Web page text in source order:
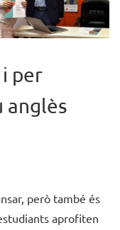
per
anglès
però també és
aprofiten